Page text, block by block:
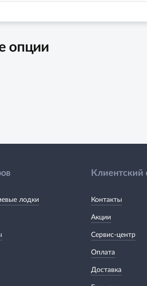
опции
лодки
Клиентский
Контакты
Акции
Сервис-центр
Оплата
Доставка